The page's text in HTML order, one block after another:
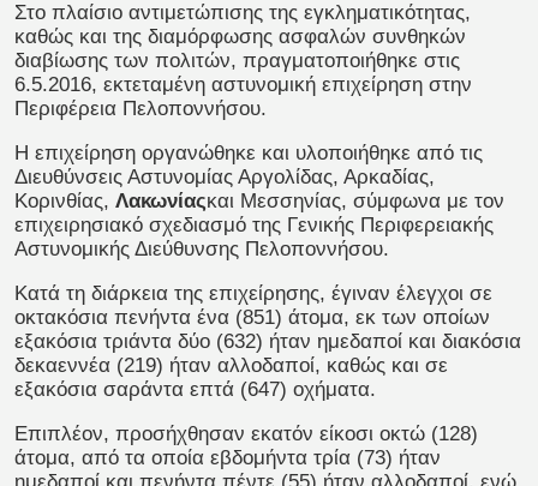
Στο πλαίσιο αντιμετώπισης της εγκληματικότητας,
καθώς και της διαμόρφωσης ασφαλών συνθηκών
διαβίωσης των πολιτών, πραγματοποιήθηκε στις
6.5.2016, εκτεταμένη αστυνομική επιχείρηση στην
Περιφέρεια Πελοποννήσου.
Η επιχείρηση οργανώθηκε και υλοποιήθηκε από τις
Διευθύνσεις Αστυνομίας Αργολίδας, Αρκαδίας,
Κορινθίας, Λακωνίαςκαι Μεσσηνίας, σύμφωνα με τον
επιχειρησιακό σχεδιασμό της Γενικής Περιφερειακής
Αστυνομικής Διεύθυνσης Πελοποννήσου.
Κατά τη διάρκεια της επιχείρησης, έγιναν έλεγχοι σε
οκτακόσια πενήντα ένα (851) άτομα, εκ των οποίων
εξακόσια τριάντα δύο (632) ήταν ημεδαποί και διακόσια
δεκαεννέα (219) ήταν αλλοδαποί, καθώς και σε
εξακόσια σαράντα επτά (647) οχήματα.
Επιπλέον, προσήχθησαν εκατόν είκοσι οκτώ (128)
άτομα, από τα οποία εβδομήντα τρία (73) ήταν